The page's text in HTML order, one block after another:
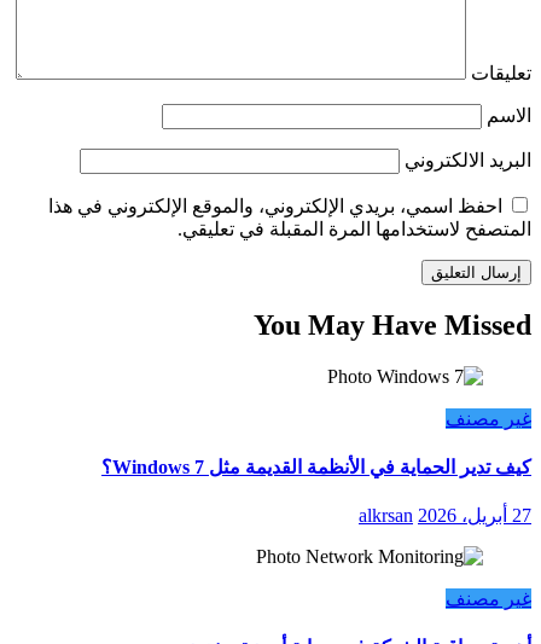
تعليقات
الاسم
البريد الالكتروني
احفظ اسمي، بريدي الإلكتروني، والموقع الإلكتروني في هذا
المتصفح لاستخدامها المرة المقبلة في تعليقي.
You May Have Missed
غير مصنف
كيف تدير الحماية في الأنظمة القديمة مثل Windows 7؟
27 أبريل، 2026 alkrsan
غير مصنف